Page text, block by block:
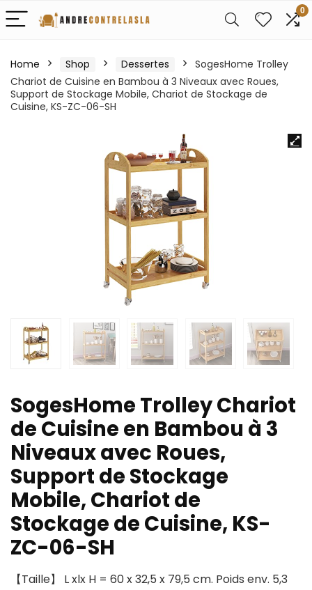
0
Home Shop Dessertes
SogesHome Trolley
Chariot de Cuisine en Bambou à 3 Niveaux avec Roues,
Support de Stockage Mobile, Chariot de Stockage de
Cuisine, KS-ZC-06-SH
SogesHome Trolley Chariot
de Cuisine en Bambou à 3
Niveaux avec Roues,
Support de Stockage
Mobile, Chariot de
Stockage de Cuisine, KS-
ZC-06-SH
【Taille】 L xlx H = 60 x 32,5 x 79,5 cm. Poids env. 5,3